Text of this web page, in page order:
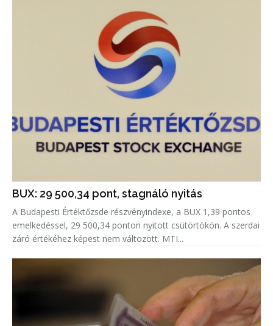
BUX: 29 500,34 pont, stagnáló nyitás
A Budapesti Értéktőzsde részvényindexe, a BUX 1,39 pontos
emelkedéssel, 29 500,34 ponton nyitott csütörtökön. A szerdai
záró értékéhez képest nem változott. MTI...